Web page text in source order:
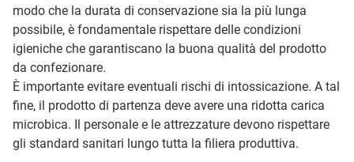
modo che la durata di conservazione sia la più lunga
possibile, è fondamentale rispettare delle condizioni
igieniche che garantiscano la buona qualità del prodotto
da confezionare.
È importante evitare eventuali rischi di intossicazione. A tal
fine, il prodotto di partenza deve avere una ridotta carica
microbica. Il personale e le attrezzature devono rispettare
gli standard sanitari lungo tutta la filiera produttiva.